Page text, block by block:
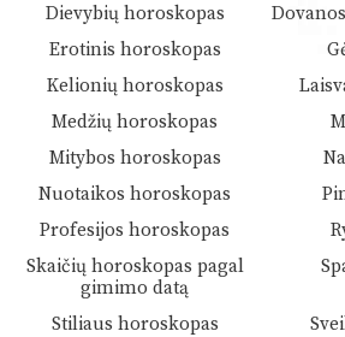
Dievybių horoskopas
Erotinis horoskopas
Kelionių horoskopas
Medžių horoskopas
Mitybos horoskopas
Nuotaikos horoskopas
Profesijos horoskopas
Skaičių horoskopas pagal
gimimo datą
Stiliaus horoskopas